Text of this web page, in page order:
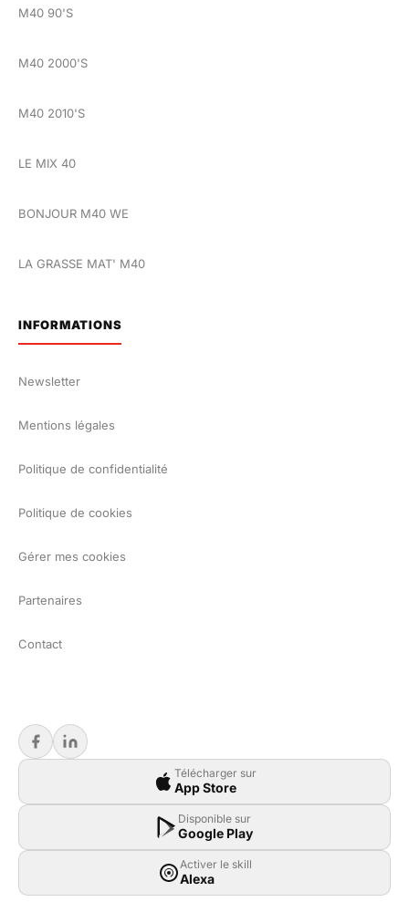
M40 90'S
M40 2000'S
M40 2010'S
LE MIX 40
BONJOUR M40 WE
LA GRASSE MAT' M40
INFORMATIONS
Newsletter
Mentions légales
Politique de confidentialité
Politique de cookies
Gérer mes cookies
Partenaires
Contact
Télécharger sur
App Store
Disponible sur
Google Play
Activer le skill
Alexa